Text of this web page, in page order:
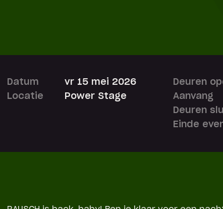
Datum
vr 15 mei 2026
Locatie
Power Stage
Deuren
Aanvang
Deuren
Einde